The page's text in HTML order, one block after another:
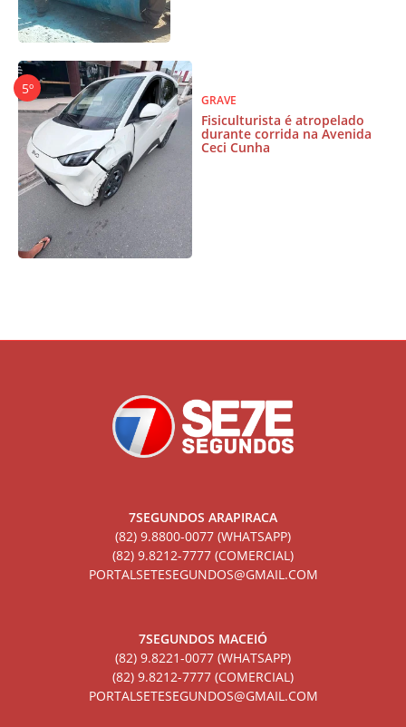
GRAVE
Fisiculturista é atropelado
durante corrida na Avenida
Ceci Cunha
7SEGUNDOS ARAPIRACA
(82) 9.8800-0077 (WHATSAPP)
(82) 9.8212-7777 (COMERCIAL)
PORTALSETESEGUNDOS@GMAIL.COM
7SEGUNDOS MACEIÓ
(82) 9.8221-0077 (WHATSAPP)
(82) 9.8212-7777 (COMERCIAL)
PORTALSETESEGUNDOS@GMAIL.COM